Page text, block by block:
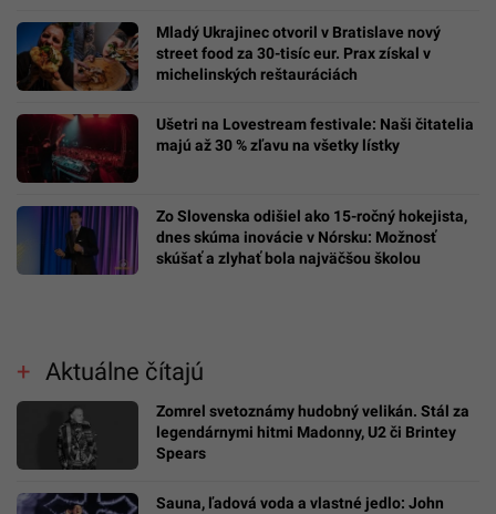
Mladý Ukrajinec otvoril v Bratislave nový
street food za 30-tisíc eur. Prax získal v
michelinských reštauráciách
Ušetri na Lovestream festivale: Naši čitatelia
majú až 30 % zľavu na všetky lístky
Zo Slovenska odišiel ako 15-ročný hokejista,
dnes skúma inovácie v Nórsku: Možnosť
skúšať a zlyhať bola najväčšou školou
Aktuálne čítajú
Zomrel svetoznámy hudobný velikán. Stál za
legendárnymi hitmi Madonny, U2 či Brintey
Spears
Sauna, ľadová voda a vlastné jedlo: John